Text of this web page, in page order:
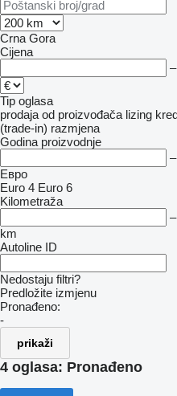
Crna Gora
Cijena
–
Tip oglasa
prodaja od proizvođača lizing
(trade-in) razmjena
Godina proizvodnje
–
Евро
Euro 4 Euro 6
Kilometraža
–
km
Autoline ID
Nedostaju filtri?
Predložite izmjenu
Pronađeno:
-
prikaži
4 oglasa: Pronađeno